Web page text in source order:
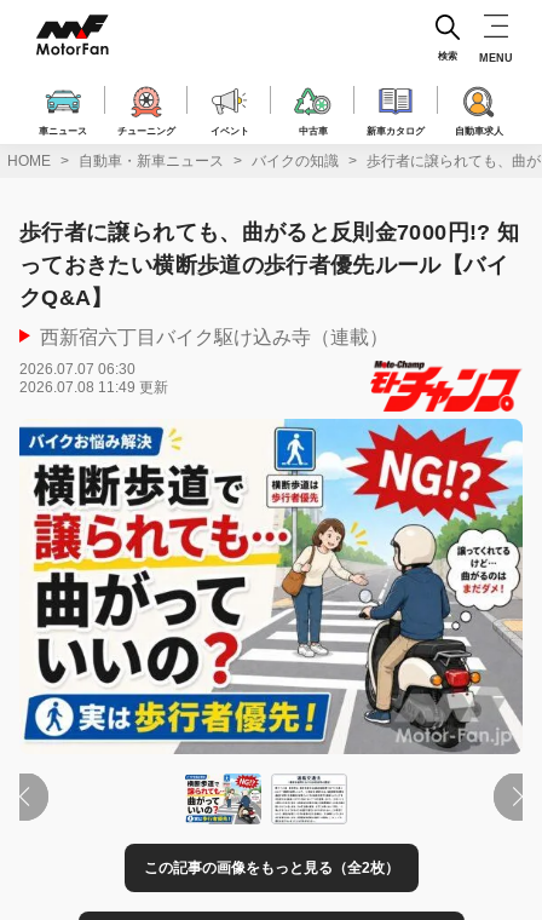
ス
車ニュース チューニング イベント 中古車 新車カタログ 自動車求人
検索 MENU
HOME 自動車・新車ニュース バイクの知識 歩行者に譲られても、曲
歩行者に譲られても、曲がると反則金7000円!? 知
っておきたい横断歩道の歩行者優先ルール【バイ
クQ&A】
西新宿六丁目バイク駆け込み寺（連載）
2026.07.07 06:30
2026.07.08 11:49 更新
この記事の画像をもっと見る（全2枚）